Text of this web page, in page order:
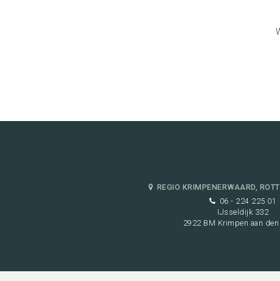
REGIO KRIMPENERWAARD,
06 - 224 225 01
IJsseldijk 332
2922 BM Krimpen aan den